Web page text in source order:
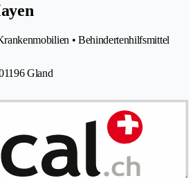
• Behindertenhilfsmittel
1196 Gland